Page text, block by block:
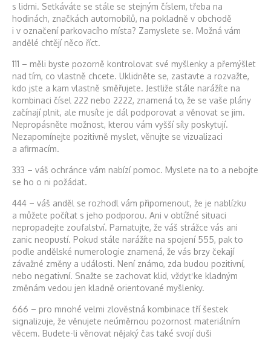
s lidmi. Setkáváte se stále se stejným číslem, třeba na
hodinách, značkách automobilů, na pokladně v obchodě
i v označení parkovacího místa? Zamyslete se. Možná vám
andělé chtějí něco říct.
111 – měli byste pozorně kontrolovat své myšlenky a přemýšlet
nad tím, co vlastně chcete. Uklidněte se, zastavte a rozvažte,
kdo jste a kam vlastně směřujete. Jestliže stále narážíte na
kombinaci čísel 222 nebo 2222, znamená to, že se vaše plány
začínají plnit, ale musíte je dál podporovat a věnovat se jim.
Nepropásněte možnost, kterou vám vyšší síly poskytují.
Nezapomínejte pozitivně myslet, věnujte se vizualizaci
a afirmacím.
333 – váš ochránce vám nabízí pomoc. Myslete na to a nebojte
se ho o ni požádat.
444 – váš anděl se rozhodl vám připomenout, že je nablízku
a můžete počítat s jeho podporou. Ani v obtížné situaci
nepropadejte zoufalství. Pamatujte, že váš strážce vás ani
zanic neopustí. Pokud stále narážíte na spojení 555, pak to
podle andělské numerologie znamená, že vás brzy čekají
závažné změny a události. Není známo, zda budou pozitivní,
nebo negativní. Snažte se zachovat klid, vždyť ke kladným
změnám vedou jen kladně orientované myšlenky.
666 – pro mnohé velmi zlověstná kombinace tří šestek
signalizuje, že věnujete neúměrnou pozornost materiálním
věcem. Budete-li věnovat nějaký čas také svojí duši